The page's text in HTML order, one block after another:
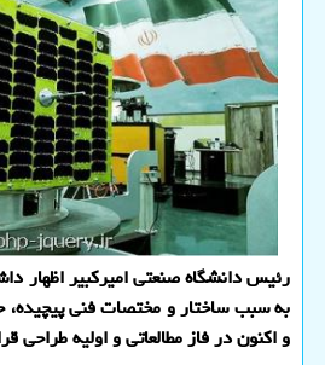
و اکنون در فاز مطالعاتی و اولیه طراحی